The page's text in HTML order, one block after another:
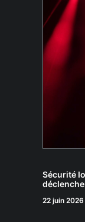
Sécurité
22 juin 2026